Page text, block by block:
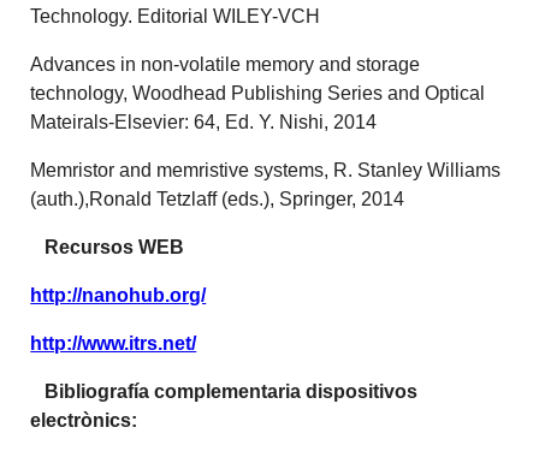
Technology. Editorial WILEY-VCH
Advances in non-volatile memory and storage
technology, Woodhead Publishing Series and Optical
Mateirals-Elsevier: 64, Ed. Y. Nishi, 2014
Memristor and memristive systems, R. Stanley Williams
(auth.),Ronald Tetzlaff (eds.), Springer, 2014
Recursos WEB
http://nanohub.org/
http://www.itrs.net/
Bibliografía complementaria dispositivos
electrònics: